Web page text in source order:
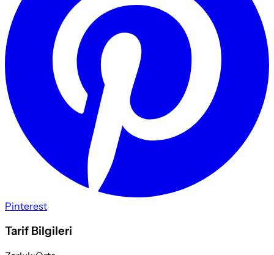
Pinterest
Tarif Bilgileri